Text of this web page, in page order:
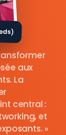
aux
La
central :
et